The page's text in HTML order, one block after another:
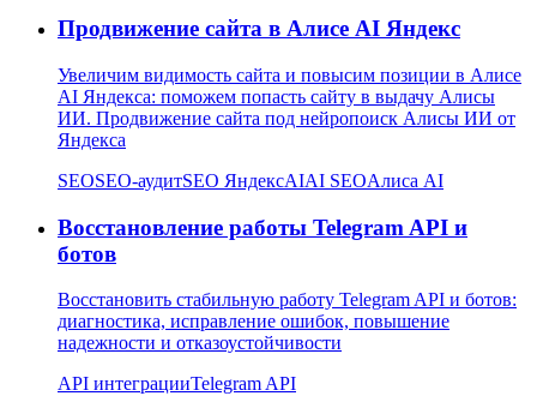
Продвижение сайта в Алисе AI Яндекс
Увеличим видимость сайта и повысим позиции в Алисе
AI Яндекса: поможем попасть сайту в выдачу Алисы
ИИ. Продвижение сайта под нейропоиск Алисы ИИ от
Яндекса
SEOSEO-аудитSEO ЯндексAIAI SEOАлиса AI
Восстановление работы Telegram API и
ботов
Восстановить стабильную работу Telegram API и ботов:
диагностика, исправление ошибок, повышение
надежности и отказоустойчивости
API интеграцииTelegram API